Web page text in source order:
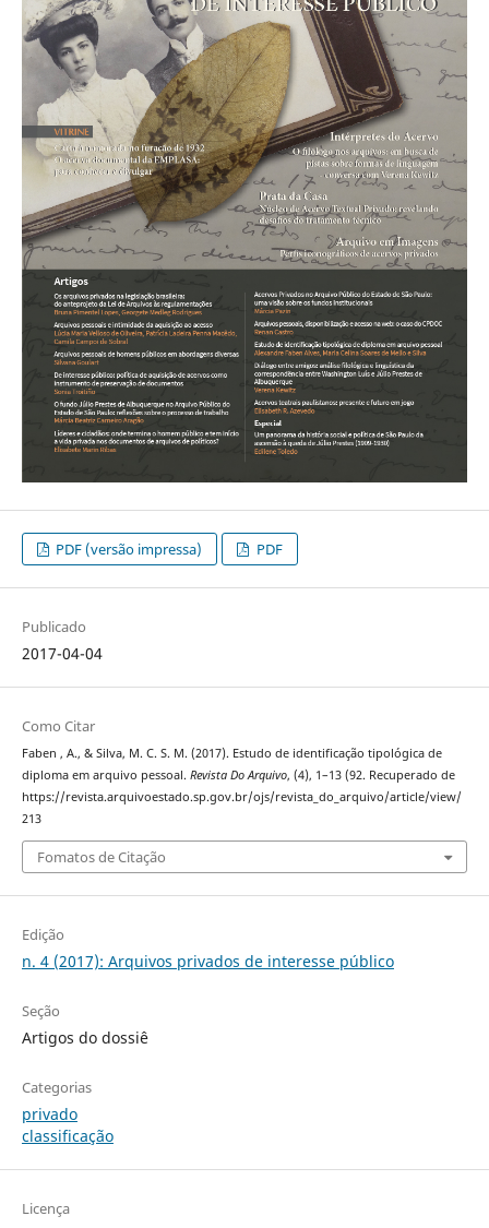
PDF (versão impressa) PDF
Publicado
2017-04-04
Como Citar
Faben , A., & Silva, M. C. S. M. (2017). Estudo de identificação tipológica de
diploma em arquivo pessoal. Revista Do Arquivo, (4), 1–13 (92. Recuperado de
https://revista.arquivoestado.sp.gov.br/ojs/revista_do_arquivo/article/view/
213
Fomatos de Citação
Edição
n. 4 (2017): Arquivos privados de interesse público
Seção
Artigos do dossiê
Categorias
privado
classificação
Licença